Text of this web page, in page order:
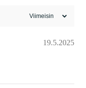
19.5.2025